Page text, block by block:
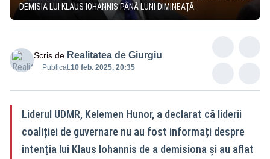
DEMISIA LUI KLAUS IOHANNIS PÂNĂ LUNI DIMINEAȚĂ
Scris de Realitatea de Giurgiu
Publicat:10 feb. 2025, 20:35
Liderul UDMR, Kelemen Hunor, a declarat că liderii
coaliției de guvernare nu au fost informați despre
intenția lui Klaus Iohannis de a demisiona și au aflat